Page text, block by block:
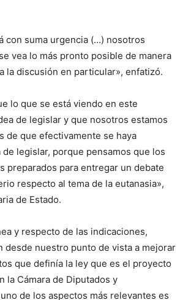
con suma urgencia (…) nosotros
vea lo más pronto posible de manera
la discusión en particular», enfatizó.
lo que se está viendo en este
de legislar y que nosotros estamos
de que efectivamente se haya
de legislar, porque pensamos que los
preparados para entregar un debate
respecto al tema de la eutanasia»,
de Estado.
y respecto de las indicaciones,
desde nuestro punto de vista a mejorar
que definía la ley que es el proyecto
la Cámara de Diputados y
de los aspectos más relevantes es